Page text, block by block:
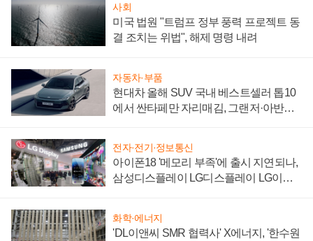
사회
미국 법원 "트럼프 정부 풍력 프로젝트 동
결 조치는 위법", 해제 명령 내려
자동차·부품
현대차 올해 SUV 국내 베스트셀러 톱10
에서 싼타페만 자리매김, 그랜저·아반떼
전자·전기·정보통신
아이폰18 '메모리 부족'에 출시 지연되나,
삼성디스플레이 LG디스플레이 LG이노
화학·에너지
'DL이앤씨 SMR 협력사' X에너지, '한수원